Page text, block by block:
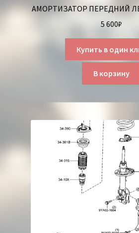
АМОРТИЗАТОР ПЕРЕДНИЙ
5 600₽
Купить в один
В корзину